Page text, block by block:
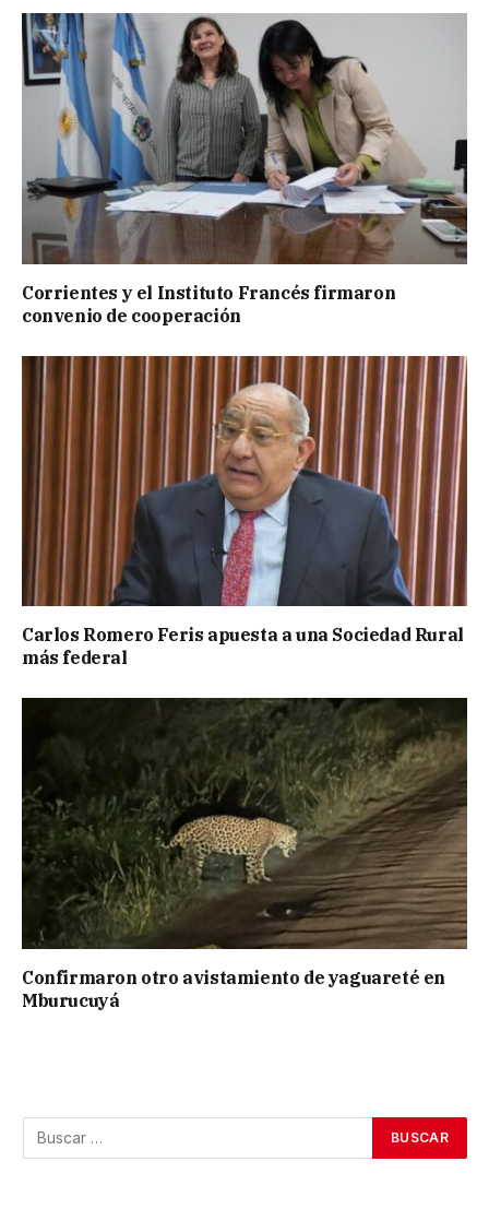
Corrientes y el Instituto Francés firmaron
convenio de cooperación
Carlos Romero Feris apuesta a una Sociedad Rural
más federal
Confirmaron otro avistamiento de yaguareté en
Mburucuyá